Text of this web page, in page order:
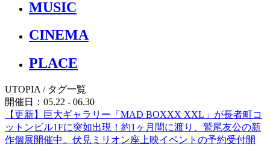
MUSIC
CINEMA
PLACE
UTOPIA / タグ一覧
開催日：05.22 - 06.30
【更新】巨大ギャラリー「MAD BOXXX XXL」が長者町コ
ットンビル1Fに突如出現！約1ヶ月間に渡り、鷲尾友公の新
作個展開催中。伏見ミリオン座上映イベントの予約受付開